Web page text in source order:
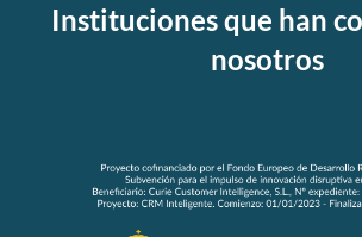
Instituciones que han
nosotros